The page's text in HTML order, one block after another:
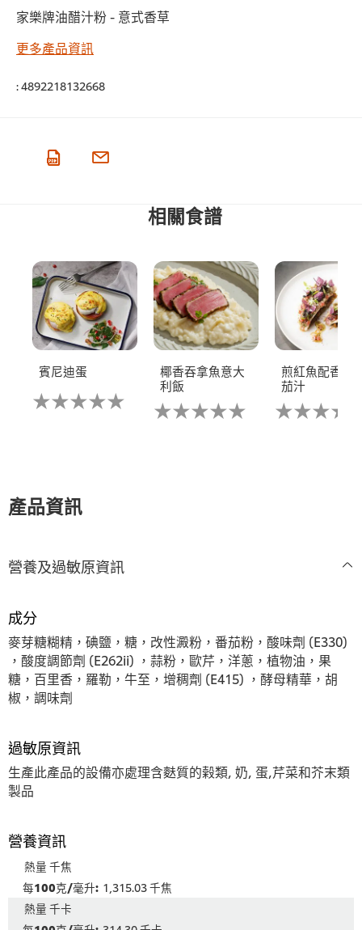
家樂牌油醋汁粉 - 意式香草
更多產品資訊
:4892218132668
相關食譜
賓尼迪蛋
没
有
交
评
椰香吞拿魚意大
利飯​
没
有
煎紅魚配香草
茄汁
没
有
產品資訊
營養及過敏原資訊
成分
麥芽糖糊精，碘鹽，糖，改性澱粉，番茄粉，酸味劑 (E330)
，酸度調節劑 (E262ii) ，蒜粉，歐芹，洋蔥，植物油，果
糖，百里香，羅勒，牛至，增稠劑 (E415) ，酵母精華，胡
椒，調味劑
過敏原資訊
生產此產品的設備亦處理含麩質的榖類, 奶, 蛋,芹菜和芥末類
製品
營養資訊
熱量 千焦
1,315.03 千焦
熱量 千卡